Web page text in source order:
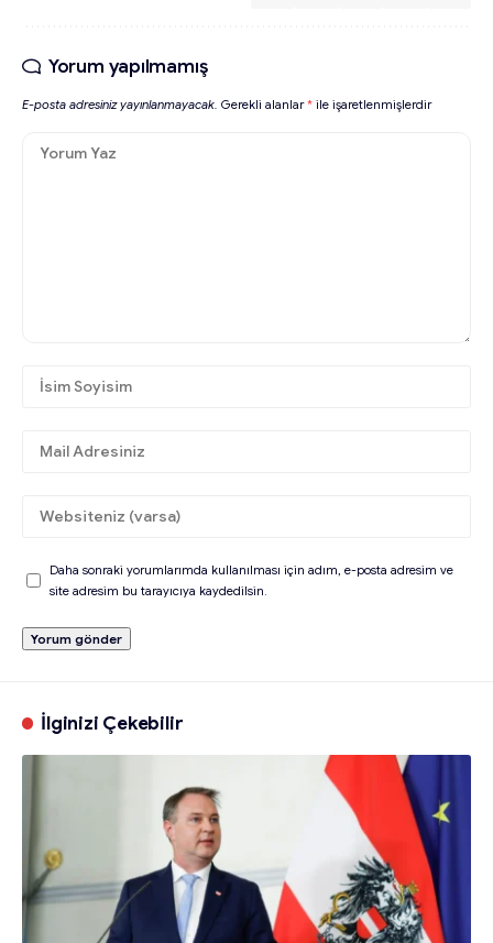
Yorum yapılmamış
E-posta adresiniz yayınlanmayacak. Gerekli alanlar* ile işaretlenmişlerdir
Daha sonraki yorumlarımda kullanılması için adım, e-posta adresim ve
site adresim bu tarayıcıya kaydedilsin.
İlginizi Çekebilir